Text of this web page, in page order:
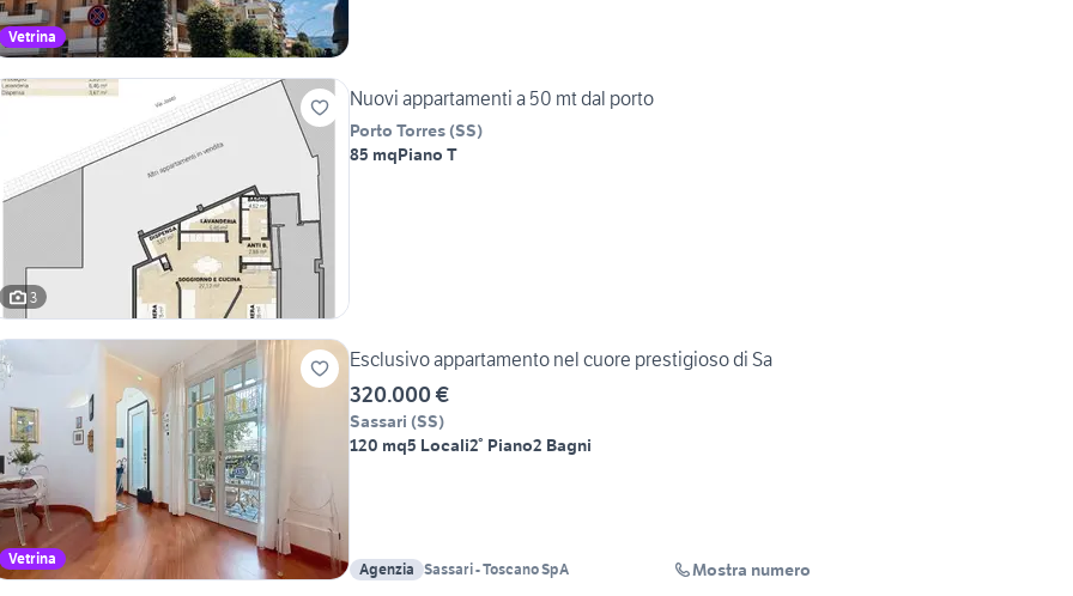
Vetrina
3
Nuovi appartamenti a 50 mt dal porto
Porto Torres (SS)
85 mqPiano T
Vetrina
Esclusivo appartamento nel cuore prestigioso di Sa
320.000 €
Sassari (SS)
120 mq5 Locali2° Piano2 Bagni
Agenzia Sassari - Toscano SpA Mostra numero